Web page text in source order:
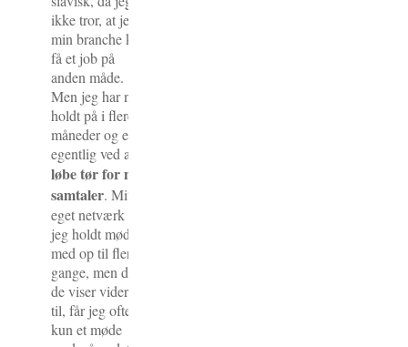
ikke tror, at jeg i
min branche kan
få et job på
anden måde.
Men jeg har nu
holdt på i flere
måneder og er
egentlig ved at
løbe tør for nye
samtaler. Mit
eget netværk har
jeg holdt møder
med op til flere
gange, men dem
de viser videre
til, får jeg ofte
kun et møde